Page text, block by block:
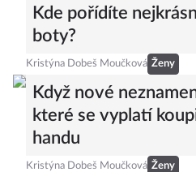
Kde pořídíte
boty?
Kristýna Dobeš Moučková Ženy
Když nové
které se vyplatí
handu
Kristýna Dobeš Moučková Ženy